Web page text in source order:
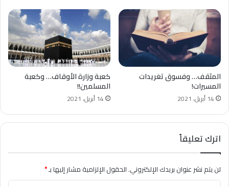
المثقف… وفسوق تغريدات
المسيرات!
14 أبريل، 2021
كعبة وزارة الأوقاف… وكعبة
المسلمين!!
14 أبريل، 2021
اترك تعليقاً
لن يتم نشر عنوان بريدك الإلكتروني.الحقول الإلزامية مشار إليها بـ*